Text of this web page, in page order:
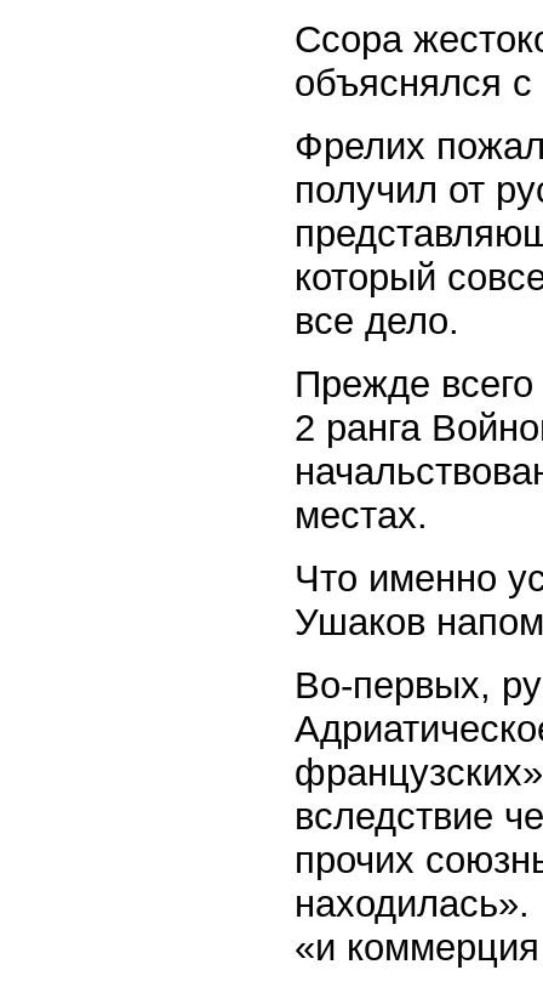
Ссора
объяснялся
Фрелих
получил от
который
все дело.
Прежде
2 ранга
местах.
Что именно
Ушаков
Во-первых,
вследствие
прочих
«и